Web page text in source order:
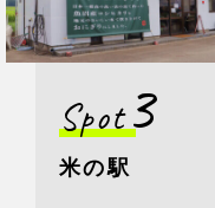
Spot3
米の駅